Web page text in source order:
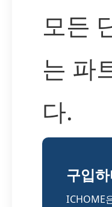
모든
는 파
다.
구입
ICHOME